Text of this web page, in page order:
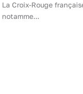
La Croix-Rouge
notamme...